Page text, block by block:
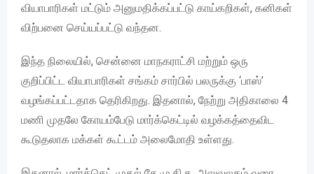
வியாபாரிகள் மட்டும் அனுமதிக்கப்பட்டு காய்கறிகள், கனிகள்
விற்பனை செய்யப்பட்டு வந்தன.
இந்த நிலையில், சென்னை மாநகராட்சி மற்றும் ஒரு
குறிப்பிட்ட வியாபாரிகள் சங்கம் சார்பில் பலருக்கு ‘பாஸ்’
வழங்கப்பட்டதாக தெரிகிறது. இதனால், நேற்று அதிகாலை 4
மணி முதலே கோயம்பேடு மார்க்கெட்டில் வழக்கத்தைவிட
கூடுதலாக மக்கள் கூட்டம் அலைமோதி உள்ளது.